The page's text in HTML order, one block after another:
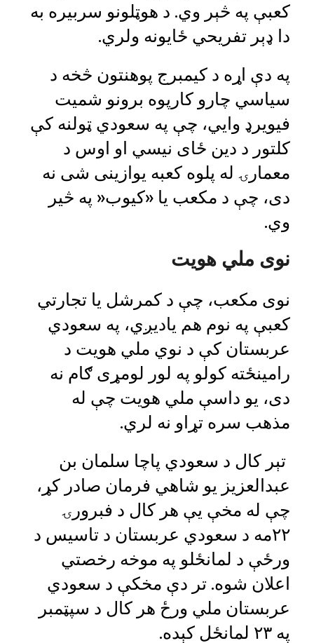
کعبې په څېر وي. د هوټلونو سربیره به
دا ډېر تفریحي ځایونه ولري.
په دې اړه د کیمبرج پوهنتون څخه د
سیاسي چارو کارپوه برونو شمیت
فیویرډ وايي، چې په سعودي ټولنه کې
کلتور د دین ځای نیسي او اوس د
معمارۍ له پلوه کعبه یوازینی شی نه
دی، چې د مکعب یا «کیوب« په څیر
وي.
نوی ملي هویت
نوی مکعب، چې د کمرشل یا تجارتي
کعبې په نوم هم یادیږي، په سعودي
عربستان کې د نوي ملي هویت د
رامینځته کولو په لور لومړی ګام نه
دی، یو داسې ملي هويت چې له
مذهب سره تړاو نه لري.
تېر کال د سعودي پاچا سلمان بن
عبدالعزیز یو شاهي فرمان صادر کړ،
چې له مخې یې هر کال د فبرورۍ
۲۲مه د سعودي عربستان د تاسیس د
ورځې د لمانځلو په موخه رخصتي
اعلان شوه. تر دې مخکې د سعودي
عربستان ملي ورځ هر کال د سپټمبر
په ۲۳ لمانځل کېده.